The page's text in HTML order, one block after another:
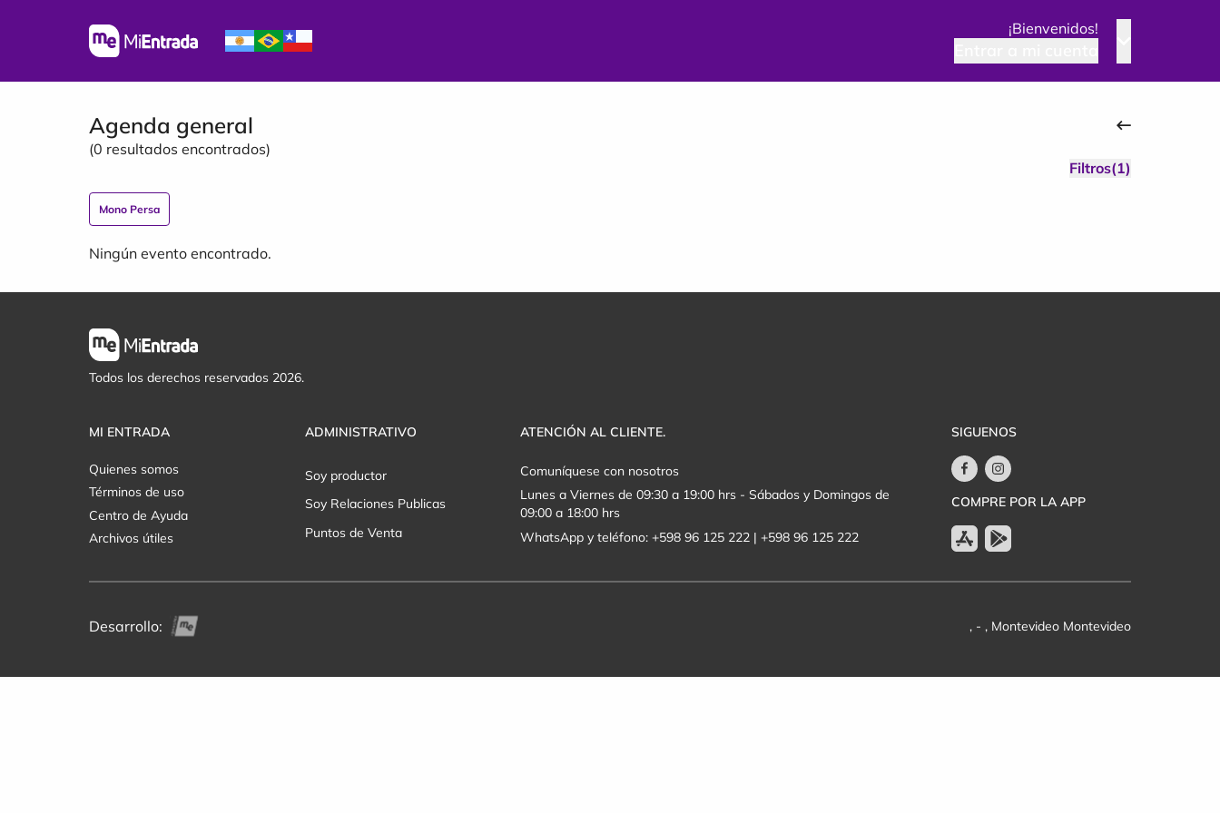
¡Bienvenidos!
Agenda general
(0 resultados encontrados)
Filtros(1)
Mono Persa
Ningún evento encontrado.
Todos los derechos reservados 2026.
MI ENTRADA
Quienes somos
Términos de uso
Centro de Ayuda
Archivos útiles
ADMINISTRATIVO
Soy productor
Soy Relaciones Publicas
Puntos de Venta
ATENCIÓN AL CLIENTE.
Comuníquese con nosotros
Lunes a Viernes de 09:30 a 19:00 hrs - Sábados y Domingos de
09:00 a 18:00 hrs
WhatsApp y teléfono: +598 96 125 222 | +598 96 125 222
SIGUENOS
COMPRE POR LA APP
Desarrollo: , - , Montevideo Montevideo